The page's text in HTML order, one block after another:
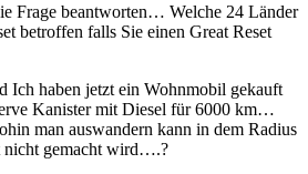
Frage beantworten… Welche 24 Länder
betroffen falls Sie einen Great Reset
Ich haben jetzt ein Wohnmobil gekauft
Kanister mit Diesel für 6000 km…
man auswandern kann in dem Radius
nicht gemacht wird….?